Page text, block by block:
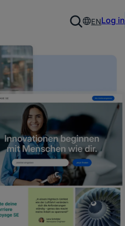
ENLog in